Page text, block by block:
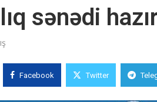
sənədi
Facebook Twitter